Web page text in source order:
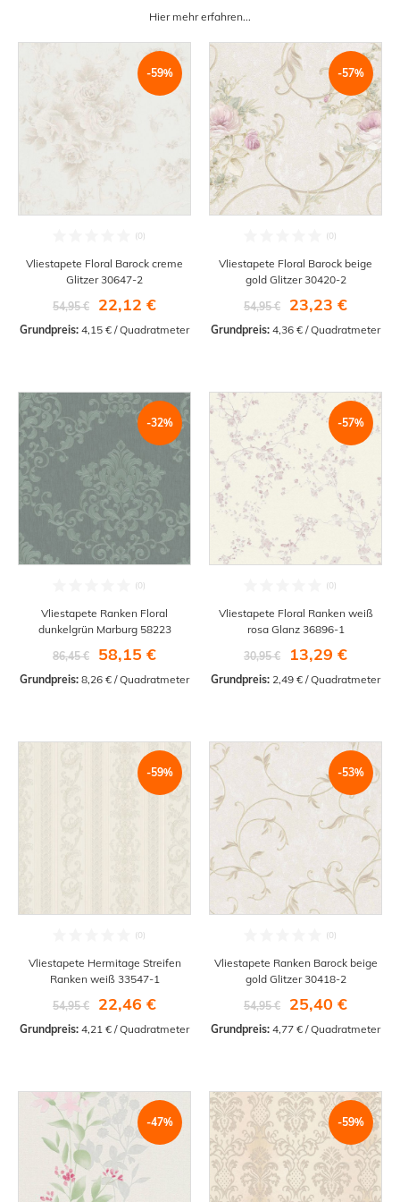
Hier mehr erfahren...
-59%
Vliestapete Floral Barock creme
Glitzer 30647-2
54,95 €
22,12 €
Grundpreis: 4,15 € / Quadratmeter
-57%
Vliestapete Floral Barock beige
gold Glitzer 30420-2
54,95 €
23,23 €
Grundpreis: 4,36 € / Quadratmeter
-32%
Vliestapete Ranken Floral
dunkelgrün Marburg 58223
86,45 €
58,15 €
Grundpreis: 8,26 € / Quadratmeter
-57%
Vliestapete Floral Ranken weiß
rosa Glanz 36896-1
30,95 €
13,29 €
Grundpreis: 2,49 € / Quadratmeter
-59%
Vliestapete Hermitage Streifen
Ranken weiß 33547-1
54,95 €
22,46 €
Grundpreis: 4,21 € / Quadratmeter
-53%
Vliestapete Ranken Barock beige
gold Glitzer 30418-2
54,95 €
25,40 €
Grundpreis: 4,77 € / Quadratmeter
-47% -59%